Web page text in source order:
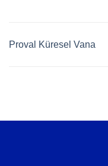
Proval Küresel Vana